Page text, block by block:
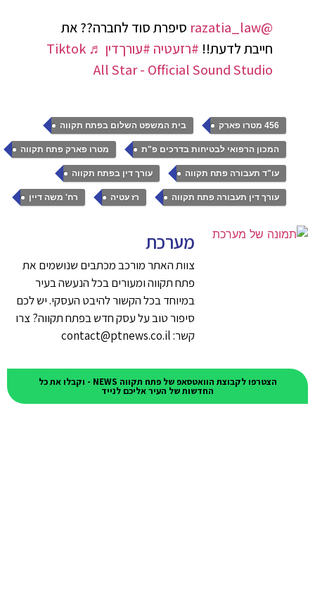
@razatia_law
סיפרת סוד לחברה?? את
חייבת לדעת!! #רזעטיה #עורךדין
♬ Tiktok
All Star - Official Sound Studio
456 מטרו פארק , בית המשפט השלום בפתח תקווה ,
המכון הרפואי לבטיחות בדרכים פ"ת , מטרו פארק פתח תקווה ,
עו"ד תעבורה פתח תקווה , עורך דין בפתח תקווה ,
עורך דין תעבורה פתח תקווה , רז עטיה , רח' משה דיין
מערכת
צוות האתר מורכב מכתבים שנושמים את
פתח תקווה ומעורים בכל הנעשה בעיר
במיוחד בכל הקשור להיבט העסקי. יש לכם
סיפור טוב על עסק חדש בפתח תקווה? צרו
קשר: contact@ptnews.co.il
הצטרפו לקבוצת הוואטסאפ של פתח תקווה NEWS - וקבלו את כל
החדשות של העיר אליכם לנייד